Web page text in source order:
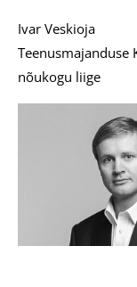
Ivar Veskioja
Teenusmajanduse
nõukogu liige